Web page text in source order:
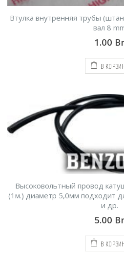
Втулка внутренняя трубы
вал 8
1.00
В
Высоковольтный провод
(1м.) диаметр 5,0мм подходит
и др.
5.00
В